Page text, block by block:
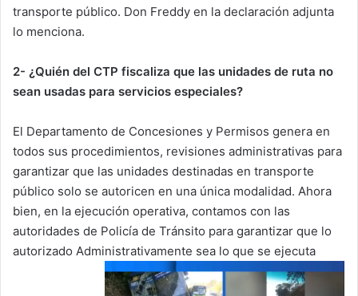
transporte público. Don Freddy en la declaración adjunta
lo menciona.
2- ¿Quién del CTP fiscaliza que las unidades de ruta no
sean usadas para servicios especiales?
El Departamento de Concesiones y Permisos genera en
todos sus procedimientos, revisiones administrativas para
garantizar que las unidades destinadas en transporte
público solo se autoricen en una única modalidad. Ahora
bien, en la ejecución operativa, contamos con las
autoridades de Policía de Tránsito para garantizar que lo
autorizado Administrativamente sea lo que se ejecuta